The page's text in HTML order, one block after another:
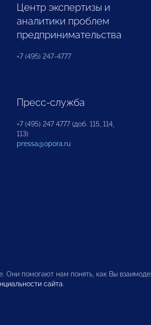
Центр экспертизы и
аналитики проблем
предпринимательства
+7 (495) 247-4777
Пресс-служба
+7 (495) 247 4777 (доб. 115, 114,
113)
pressa@opora.ru
Они помогают нам понять, как Вы
сайта.